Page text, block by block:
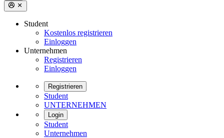
Student
Kostenlos registrieren
Einloggen
Unternehmen
Registrieren
Einloggen
Registrieren
Student
UNTERNEHMEN
Login
Student
Unternehmen